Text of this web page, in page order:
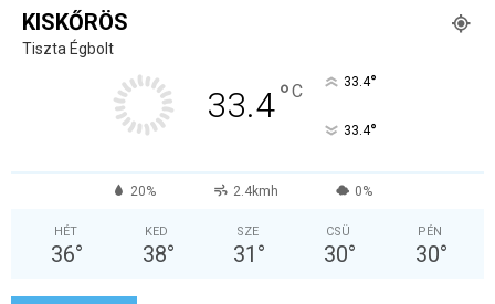
KISKŐRÖS
Tiszta Égbolt
33.4°C 33.4°
33.4°
20% 2.4kmh 0%
HÉT
36°
KED
38°
SZE
31 °
CSÜ
30°
PÉN
30°